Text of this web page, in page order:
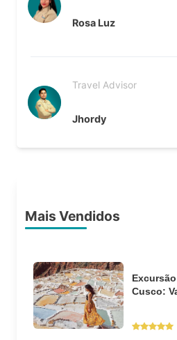
Rosa Luz
Travel Advisor
Jhordy
Mais Vendidos
Cusco: